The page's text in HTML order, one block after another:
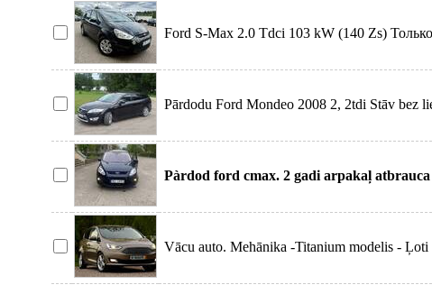
Ford S-Max 2.0 Tdci 103 kW (140 Zs)
Pārdodu Ford Mondeo 2008 2, 2tdi Stāv bez
Pàrdod ford cmax. 2 gadi arpakaļ
Vācu auto. Mehānika -Titanium modelis - Ļoti